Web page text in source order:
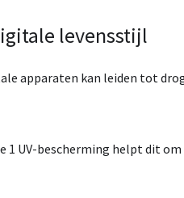
levensstijl
apparaten kan leiden tot
1 UV-bescherming helpt dit om